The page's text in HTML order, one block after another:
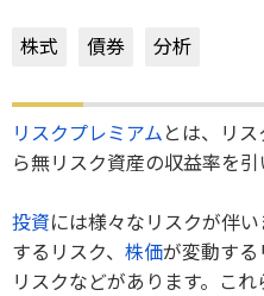
株式 債券 分析
リスクプレミアムとは、リ
ら無リスク資産の収益率を引
投資には様々なリスクが伴
するリスク、 株価が変動する
リスクなどがあります。こ